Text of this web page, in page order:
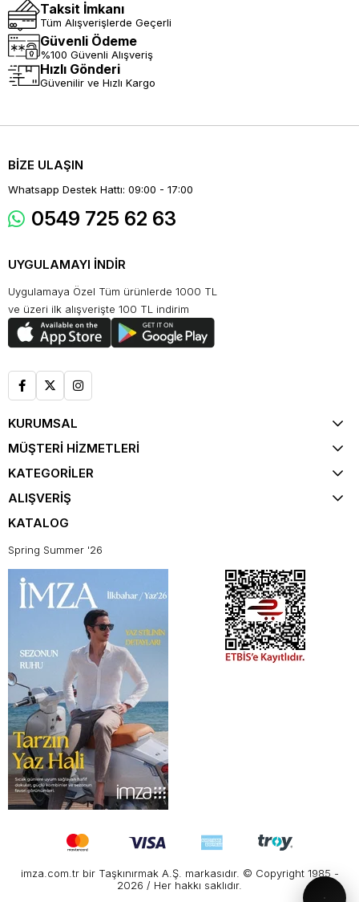
Taksit İmkanı
Tüm Alışverişlerde Geçerli
Güvenli Ödeme
%100 Güvenli Alışveriş
Hızlı Gönderi
Güvenilir ve Hızlı Kargo
BİZE ULAŞIN
Whatsapp Destek Hattı: 09:00 - 17:00
0549 725 62 63
UYGULAMAYI İNDİR
Uygulamaya Özel Tüm ürünlerde 1000 TL
ve üzeri ilk alışverişte 100 TL indirim
KURUMSAL
MÜŞTERİ HİZMETLERİ
KATEGORİLER
ALIŞVERİŞ
KATALOG
Spring Summer '26
imza.com.tr bir Taşkınırmak A.Ş. markasıdır. © Copyright 1985 -
2026 / Her hakkı saklıdır.